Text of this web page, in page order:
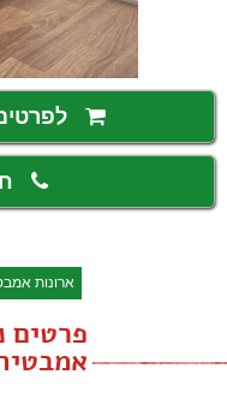
ארונות
פרטים